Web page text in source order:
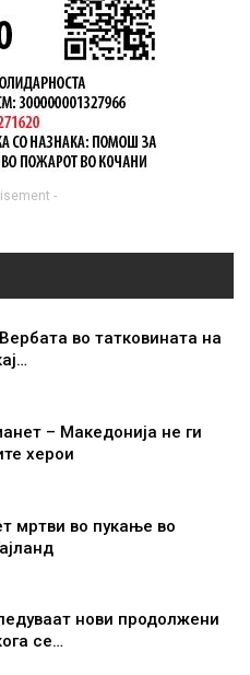
-
во татковината на
– Македонија не ги
херои
мртви во пукање во
нови продолжени
се…